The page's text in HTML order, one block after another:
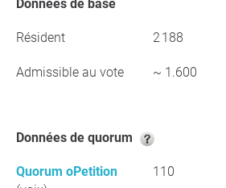
Données de base
Résident 2 188
Admissible au vote ~ 1.600
Données de quorum
Quorum oPetition
110